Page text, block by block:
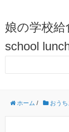
娘の学校
school
ホーム / おう